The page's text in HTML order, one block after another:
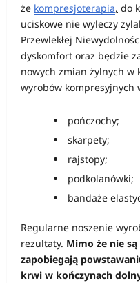
że kompresjoterapia, do
uciskowe nie wyleczy
Przewlekłej
dyskomfort oraz będzie
nowych zmian żylnych
wyrobów kompresyjnych
pończochy;
skarpety;
rajstopy;
podkolanówki;
bandaże
Regularne noszenie
rezultaty. Mimo że nie
zapobiegają
krwi w kończynach